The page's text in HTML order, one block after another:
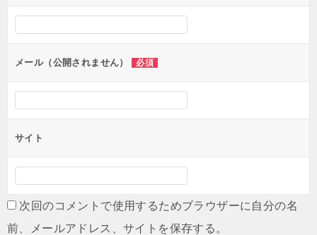
メール（公開されません） 必須
サイト
次回のコメントで使用するためブラウザーに自分の名
前、メールアドレス、サイトを保存する。